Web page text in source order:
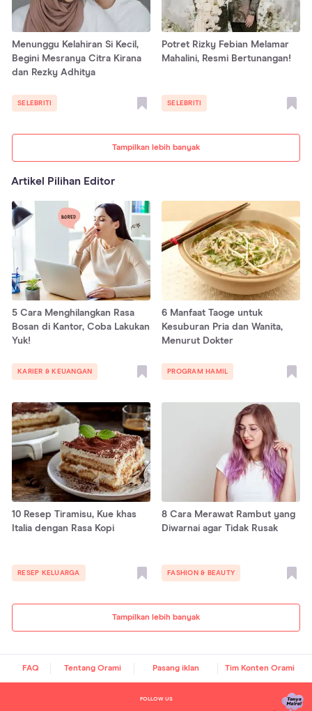
Tampilkan lebih banyak
Menunggu Kelahiran Si Kecil,
Begini Mesranya Citra Kirana
dan Rezky Adhitya
SELEBRITI
Potret Rizky Febian Melamar
Mahalini, Resmi Bertunangan!
SELEBRITI
Artikel Pilihan Editor
Tampilkan lebih banyak
5 Cara Menghilangkan Rasa
Bosan di Kantor, Coba Lakukan
Yuk!
KARIER & KEUANGAN
6 Manfaat Taoge untuk
Kesuburan Pria dan Wanita,
Menurut Dokter
PROGRAM HAMIL
10 Resep Tiramisu, Kue khas
Italia dengan Rasa Kopi
RESEP KELUARGA
8 Cara Merawat Rambut yang
Diwarnai agar Tidak Rusak
FASHION & BEAUTY
FAQ Tentang Orami Pasang iklan Tim Konten Orami
FOLLOW US